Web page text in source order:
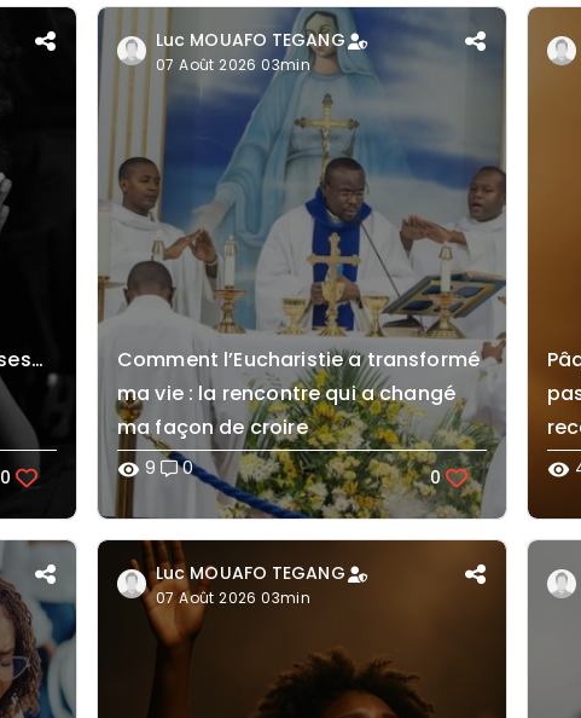
0
Luc MOUAFO TEGANG
07 Août 2026 03min
Comment l’Eucharistie a transformé
ma vie : la rencontre qui a changé
ma façon de croire
visibility 9 0 0 visibility
Luc MOUAFO TEGANG
07 Août 2026 03min